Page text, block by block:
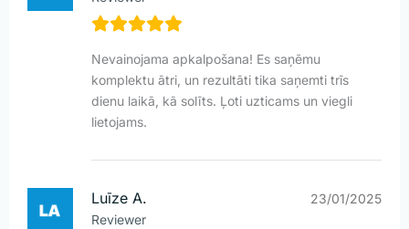
Nevainojama apkalpošana! Es saņēmu
komplektu ātri, un rezultāti tika saņemti trīs
dienu laikā, kā solīts. Ļoti uzticams un viegli
lietojams.
Luīze A.
Reviewer
23/01/2025